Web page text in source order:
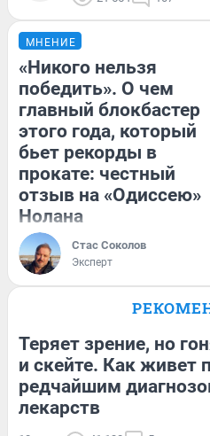
МНЕНИЕ
«Никого нельзя
победить». О чем
главный блокбастер
этого года, который
бьет рекорды в
прокате: честный
отзыв на «Одиссею»
Нолана
Стас Соколов
Эксперт
Теряет зрение, но
и скейте. Как живет
редчайшим
лекарств